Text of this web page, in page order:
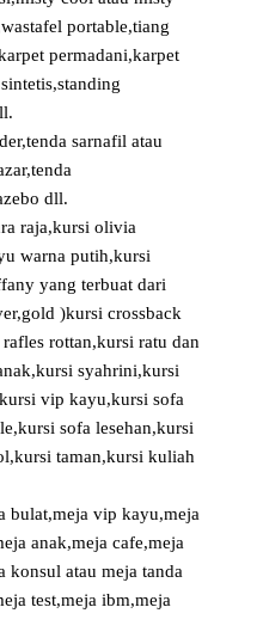
portable,tiang
permadani,karpet
sarnafil atau
dll.
raja,kursi olivia
warna putih,kursi
yang terbuat dari
)kursi crossback
rottan,kursi ratu dan
syahrini,kursi
vip kayu,kursi sofa
sofa lesehan,kursi
taman,kursi kuliah
bulat,meja vip kayu,meja
anak,meja cafe,meja
konsul atau meja tanda
test,meja ibm,meja